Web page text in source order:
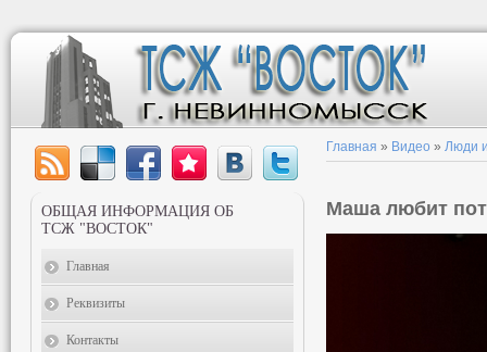
Главная » Видео » Люди
Маша любит
ОБЩАЯ ИНФОРМАЦИЯ ОБ
ТСЖ "ВОСТОК"
Главная
Реквизиты
Контакты